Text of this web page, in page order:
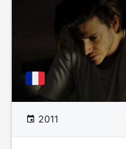
2011